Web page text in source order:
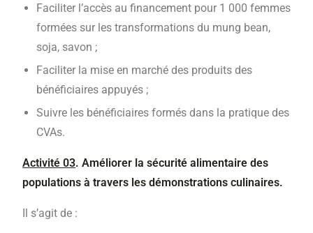
Faciliter l’accès au financement pour 1 000 femmes
formées sur les transformations du mung bean,
soja, savon ;
Faciliter la mise en marché des produits des
bénéficiaires appuyés ;
Suivre les bénéficiaires formés dans la pratique des
CVAs.
Activité 03. Améliorer la sécurité alimentaire des
populations à travers les démonstrations culinaires.
Il s’agit de :